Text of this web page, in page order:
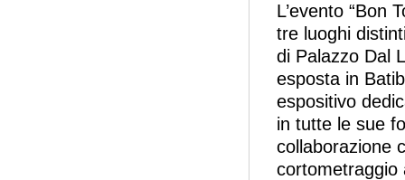
L’evento “Bon
tre luoghi
di Palazzo Dal
esposta in
espositivo
in tutte le sue
collaborazione
cortometraggio